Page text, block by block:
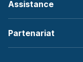
Assistance
Partenariat